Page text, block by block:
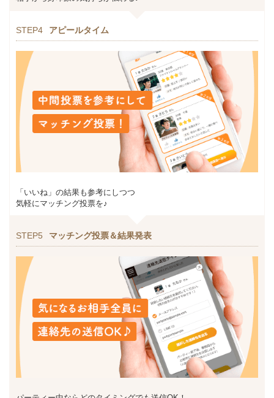
STEP4 アピールタイム
「いいね」の結果も参考にしつつ
気軽にマッチング投票を♪
STEP5 マッチング投票＆結果発表